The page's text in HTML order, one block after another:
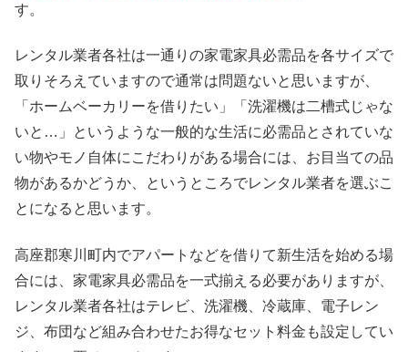
す。
レンタル業者各社は一通りの家電家具必需品を各サイズで
取りそろえていますので通常は問題ないと思いますが、
「ホームベーカリーを借りたい」「洗濯機は二槽式じゃな
いと…」というような一般的な生活に必需品とされていな
い物やモノ自体にこだわりがある場合には、お目当ての品
物があるかどうか、というところでレンタル業者を選ぶこ
とになると思います。
高座郡寒川町内でアパートなどを借りて新生活を始める場
合には、家電家具必需品を一式揃える必要がありますが、
レンタル業者各社はテレビ、洗濯機、冷蔵庫、電子レン
ジ、布団など組み合わせたお得なセット料金も設定してい